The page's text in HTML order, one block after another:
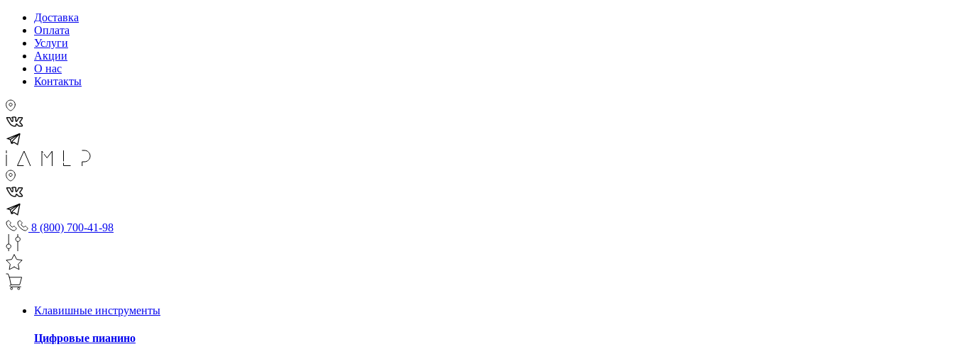
Доставка
Оплата
Услуги
Акции
О нас
Контакты
8 (800) 700-41-98
Клавишные инструменты
Цифровые пианино